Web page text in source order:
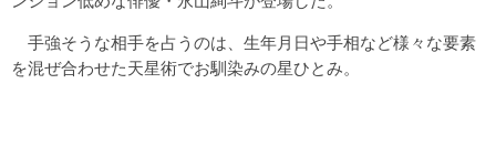
手強そうな相手を占うのは、生年月日や手相など様々な要素
を混ぜ合わせた天星術でお馴染みの星ひとみ。